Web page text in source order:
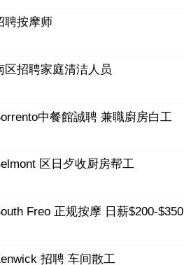
聘按摩师
区招聘家庭清洁人员
中餐館誠聘 兼職廚房白工
区日歺收厨房帮工
Freo 正规按摩 日薪$200-$350
招聘 车间散工